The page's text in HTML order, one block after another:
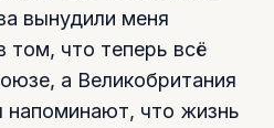
вынудили меня
том, что теперь всё
а Великобритания
напоминают, что жизнь